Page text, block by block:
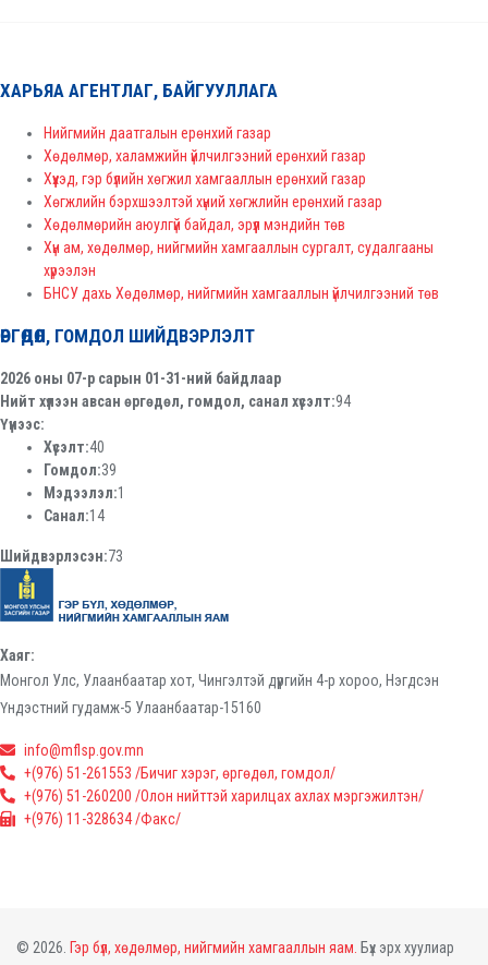
ХАРЬЯА АГЕНТЛАГ, БАЙГУУЛЛАГА
Нийгмийн даатгалын ерөнхий газар
Хөдөлмөр, халамжийн үйлчилгээний ерөнхий газар
Хүүхэд, гэр бүлийн хөгжил хамгааллын ерөнхий газар
Хөгжлийн бэрхшээлтэй хүний хөгжлийн ерөнхий газар
Хөдөлмөрийн аюулгүй байдал, эрүүл мэндийн төв
Хүн ам, хөдөлмөр, нийгмийн хамгааллын сургалт, судалгааны
хүрээлэн
БНСУ дахь Хөдөлмөр, нийгмийн хамгааллын үйлчилгээний төв
ӨРГӨДӨЛ, ГОМДОЛ ШИЙДВЭРЛЭЛТ
2026 оны 07-р сарын 01-31-ний байдлаар
Нийт хүлээн авсан өргөдөл, гомдол, санал хүсэлт:94
Үүнээс:
Хүсэлт:40
Гомдол:39
Мэдээлэл:1
Санал:14
Шийдвэрлэсэн:73
Хаяг:
Монгол Улс, Улаанбаатар хот, Чингэлтэй дүүргийн 4-р хороо, Нэгдсэн
Үндэстний гудамж-5 Улаанбаатар-15160
info@mflsp.gov.mn
+(976) 51-261553 /Бичиг хэрэг, өргөдөл, гомдол/
+(976) 51-260200 /Олон нийттэй харилцах ахлах мэргэжилтэн/
+(976) 11-328634 /Факс/
© 2026. Гэр бүл, хөдөлмөр, нийгмийн хамгааллын яам. Бүх эрх хуулиар